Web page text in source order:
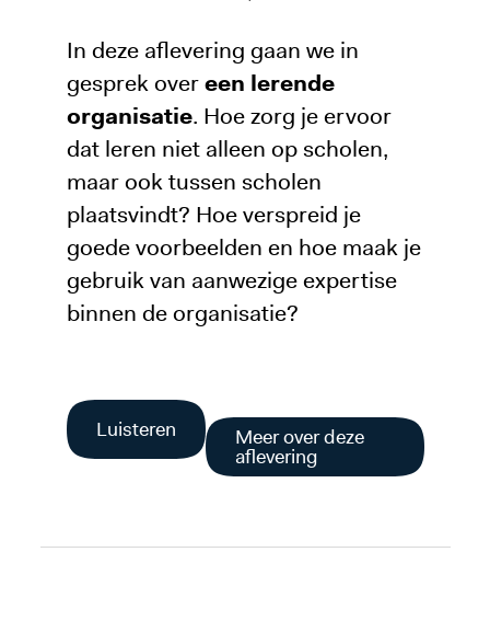
In deze aflevering gaan we in
gesprek overeen lerende
organisatie. Hoe zorg je ervoor
dat leren niet alleen op scholen,
maar ook tussen scholen
plaatsvindt? Hoe verspreid je
goede voorbeelden en hoe maak je
gebruik van aanwezige expertise
binnen de organisatie?
Luisteren Meer over deze
aflevering